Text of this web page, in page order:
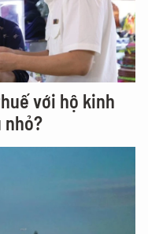
với hộ kinh
nhỏ?